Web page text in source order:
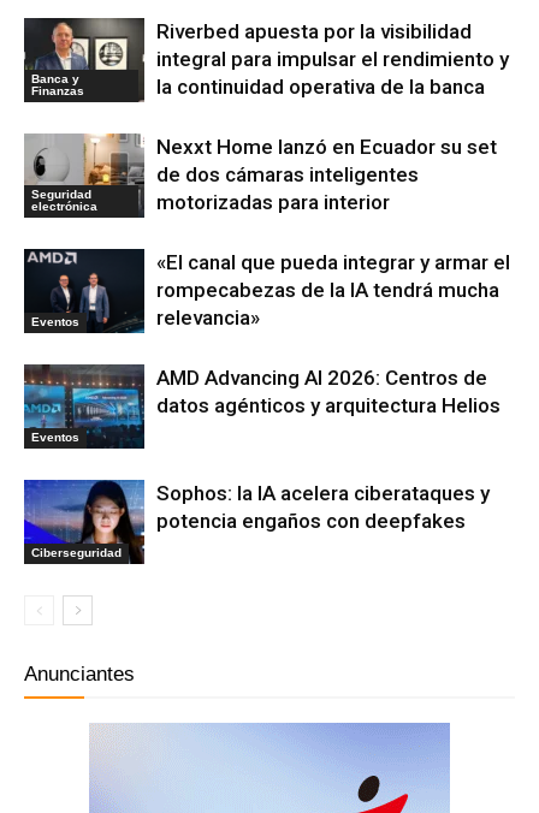
Banca y
Finanzas
Riverbed apuesta por la visibilidad
integral para impulsar el rendimiento y
la continuidad operativa de la banca
Seguridad
electrónica
Nexxt Home lanzó en Ecuador su set
de dos cámaras inteligentes
motorizadas para interior
Eventos
«El canal que pueda integrar y armar el
rompecabezas de la IA tendrá mucha
relevancia»
Eventos
AMD Advancing AI 2026: Centros de
datos agénticos y arquitectura Helios
Ciberseguridad
Sophos: la IA acelera ciberataques y
potencia engaños con deepfakes
Anunciantes